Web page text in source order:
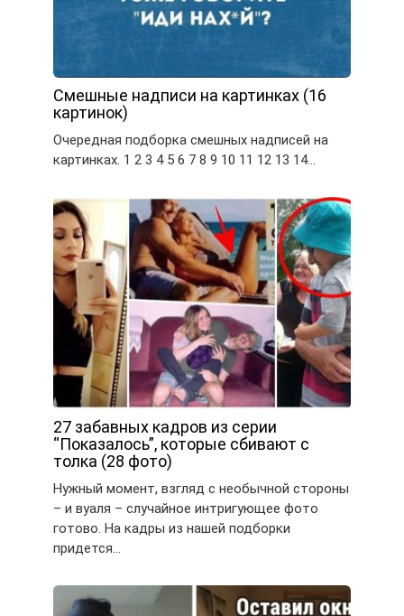
Смешные надписи на картинках (16
картинок)
Очередная подборка смешных надписей на
картинках. 1 2 3 4 5 6 7 8 9 10 11 12 13 14…
27 забавных кадров из серии
“Показалось”, которые сбивают с
толка (28 фото)
Нужный момент, взгляд с необычной стороны
– и вуаля – случайное интригующее фото
готово. На кадры из нашей подборки
придется…